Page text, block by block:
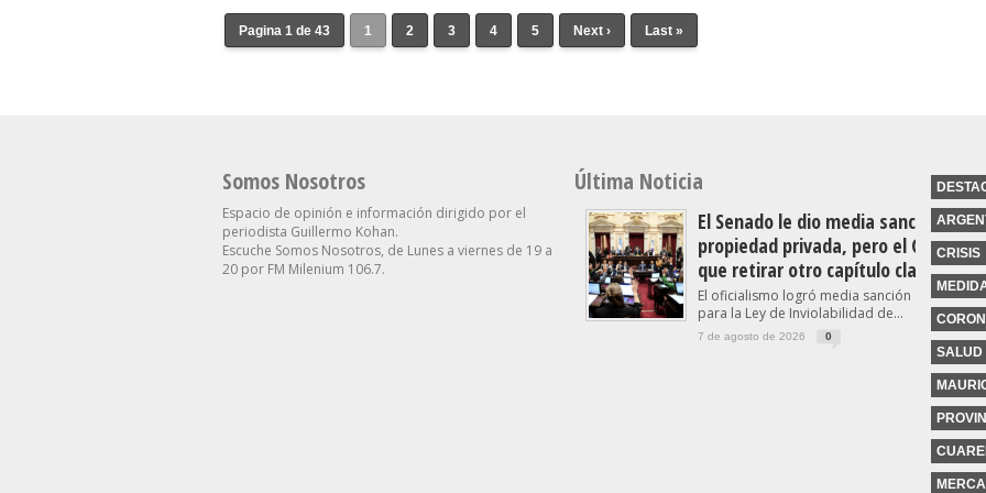
Pagina 1 de 43 1 2 3 4 5 Next › Last »
Somos Nosotros
Espacio de opinión e información dirigido por el
periodista Guillermo Kohan.
Escuche Somos Nosotros, de Lunes a viernes de 19 a
20 por FM Milenium 106.7.
Última Noticia
El Senado le dio media sanción a la
propiedad privada, pero el
que retirar otro capítulo clave
El oficialismo logró media sanción en el
para la Ley de Inviolabilidad de...
7 de agosto de 2026 0
CRISIS
SALUD